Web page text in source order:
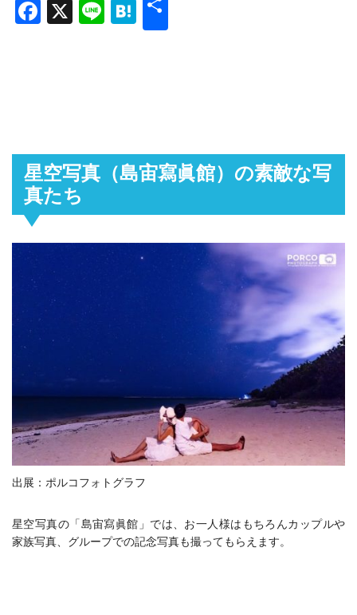
Facebook
X LineHatena
星空写真（島宙寫眞館）の素敵な写
真たち
出展：ポルコフォトグラフ
星空写真の「島宙寫眞館」では、お一人様はもちろんカップルや
家族写真、グループでの記念写真も撮ってもらえます。